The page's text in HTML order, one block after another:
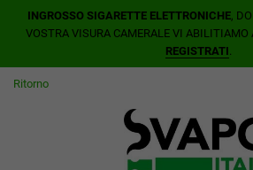
INGROSSO SIGARETTE ELETTRONICHE,
VOSTRA VISURA CAMERALE VI ABILITIAMO
REGISTRATI.
Ritorno